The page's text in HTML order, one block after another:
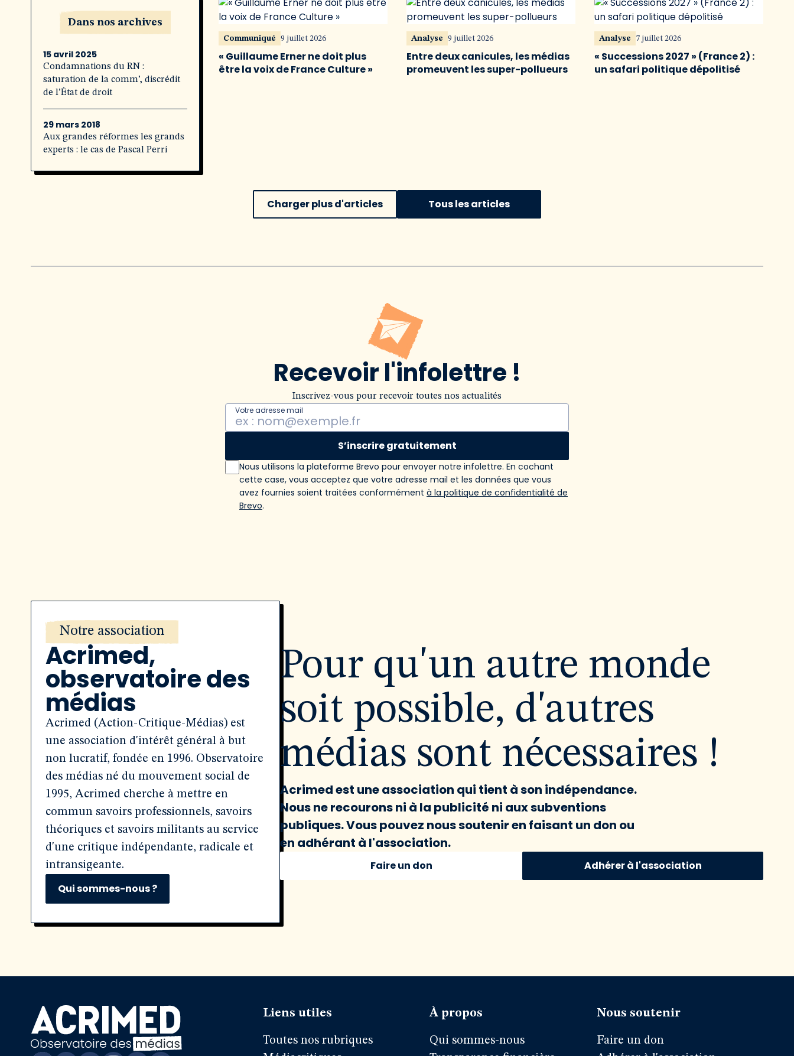
Dans nos archives
15 avril 2025
Condamnations du RN :
saturation de la comm’, discrédit
de l’État de droit
29 mars 2018
Aux grandes réformes les grands
experts : le cas de Pascal Perri
Communiqué 9 juillet 2026
« Guillaume Erner ne doit plus
être la voix de France Culture »
Analyse 9 juillet 2026
Entre deux canicules, les médias
promeuvent les super-pollueurs
Analyse 7 juillet 2026
« Successions 2027 » (France 2) :
un safari politique dépolitisé
Charger plus d'articles Tous les articles
Recevoir l'infolettre !
Inscrivez-vous pour recevoir toutes nos actualités
Votre adresse mail
S’inscrire gratuitement
Nous utilisons la plateforme Brevo pour envoyer notre infolettre. En cochant
cette case, vous acceptez que votre adresse mail et les données que vous
avez fournies soient traitées conformément à la politique de confidentialité de
Brevo.
Notre association
Acrimed,
observatoire des
médias
Acrimed (Action-Critique-Médias) est
une association d'intérêt général à but
non lucratif, fondée en 1996. Observatoire
des médias né du mouvement social de
1995, Acrimed cherche à mettre en
commun savoirs professionnels, savoirs
théoriques et savoirs militants au service
d'une critique indépendante, radicale et
intransigeante.
Qui sommes-nous ?
Pour qu'un autre monde
soit possible, d'autres
médias sont nécessaires !
Acrimed est une association qui tient à son indépendance.
Nous ne recourons ni à la publicité ni aux subventions
publiques. Vous pouvez nous soutenir en faisant un don ou
en adhérant à l'association.
Faire un don Adhérer à l'association
Liens utiles
Toutes nos rubriques
À propos
Qui sommes-nous
Nous soutenir
Faire un don